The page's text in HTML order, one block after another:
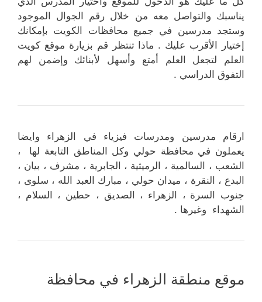
يناسبك والتواصل معه من خلال رقم الجوال الموجود
وستجد مدرسين في جميع محافظات الكويت بإمكانك
إختيار الأقرب عليك . ماذا تنتظر قم بزيارة موقع كويت
العلم لتجعل العلم أمتع وأسهل لأبنائك وإضمن لهم
التفوق الدراسي .
ارقام مدرسين ومدرسات فيزياء في الزهراء وايضا
يعملون في محافظة حولي وكل المناطق التابعة لها ،
الشعب ، السالمية ، الرميثية ، الجابرية ، مشرف ، بيان ،
البدع ، النقرة ، ميدان حولي ، مبارك العبد الله ، سلوى ،
جنوب السرة ، الزهراء ، الصديق ، حطين ، السلام ،
الشهداء وغيرها .
موقع منطقة الزهراء في محافظة